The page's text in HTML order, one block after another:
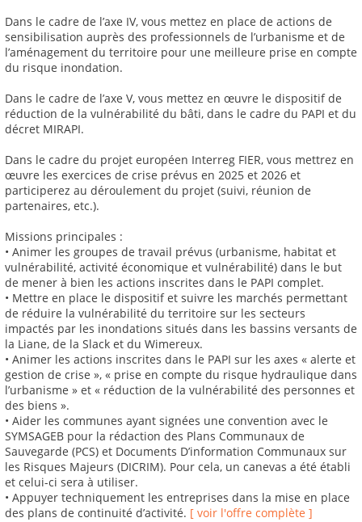
Dans le cadre de l’axe IV, vous mettez en place de actions de
sensibilisation auprès des professionnels de l’urbanisme et de
l’aménagement du territoire pour une meilleure prise en compte
du risque inondation.
Dans le cadre de l’axe V, vous mettez en œuvre le dispositif de
réduction de la vulnérabilité du bâti, dans le cadre du PAPI et du
décret MIRAPI.
Dans le cadre du projet européen Interreg FIER, vous mettrez en
œuvre les exercices de crise prévus en 2025 et 2026 et
participerez au déroulement du projet (suivi, réunion de
partenaires, etc.).
Missions principales :
• Animer les groupes de travail prévus (urbanisme, habitat et
vulnérabilité, activité économique et vulnérabilité) dans le but
de mener à bien les actions inscrites dans le PAPI complet.
• Mettre en place le dispositif et suivre les marchés permettant
de réduire la vulnérabilité du territoire sur les secteurs
impactés par les inondations situés dans les bassins versants de
la Liane, de la Slack et du Wimereux.
• Animer les actions inscrites dans le PAPI sur les axes « alerte et
gestion de crise », « prise en compte du risque hydraulique dans
l’urbanisme » et « réduction de la vulnérabilité des personnes et
des biens ».
• Aider les communes ayant signées une convention avec le
SYMSAGEB pour la rédaction des Plans Communaux de
Sauvegarde (PCS) et Documents D’information Communaux sur
les Risques Majeurs (DICRIM). Pour cela, un canevas a été établi
et celui-ci sera à utiliser.
• Appuyer techniquement les entreprises dans la mise en place
des plans de continuité d’activité. [ voir l'offre complète ]